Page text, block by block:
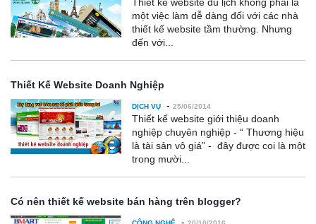
một việc làm dễ dàng đối với các nhà
thiết kế website tầm thường. Nhưng
đến với...
Thiết Kế Website Doanh Nghiệp
DỊCH VỤ - 25/06/2014
Thiết kế website giới thiệu doanh
nghiệp chuyên nghiệp - “ Thương hiệu
là tài sản vô giá” - đây được coi là một
trong mười...
Có nên thiết kế website bán hàng trên blogger?